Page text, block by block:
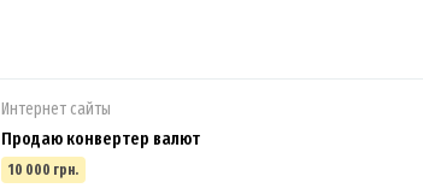
Интернет сайты
Продаю конвертер валют
10 000 грн.